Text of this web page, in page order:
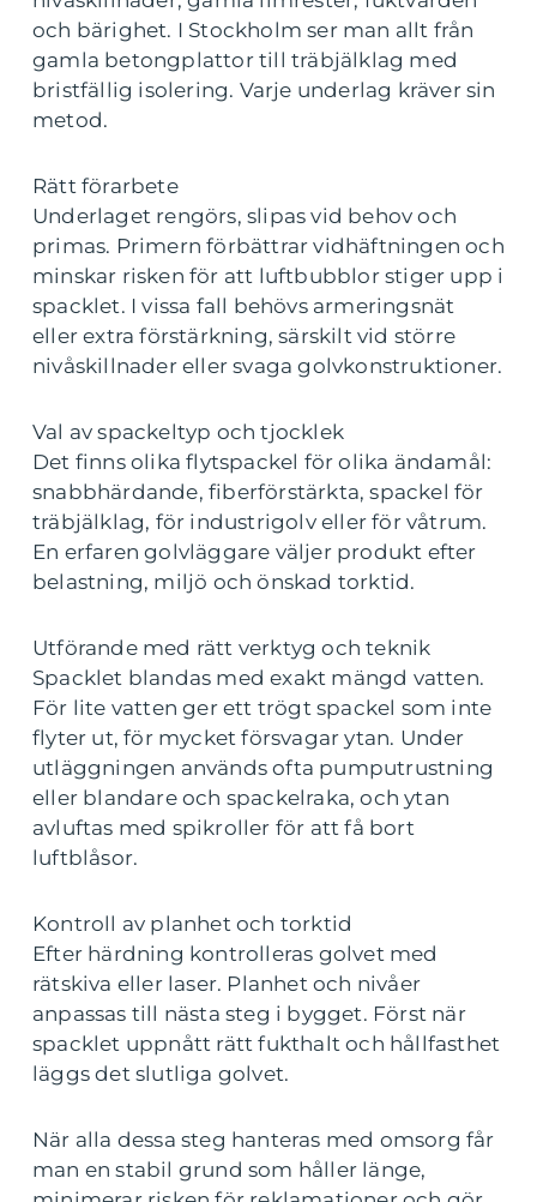
och bärighet. I Stockholm ser man allt från
gamla betongplattor till träbjälklag med
bristfällig isolering. Varje underlag kräver sin
metod.
Rätt förarbete
Underlaget rengörs, slipas vid behov och
primas. Primern förbättrar vidhäftningen och
minskar risken för att luftbubblor stiger upp i
spacklet. I vissa fall behövs armeringsnät
eller extra förstärkning, särskilt vid större
nivåskillnader eller svaga golvkonstruktioner.
Val av spackeltyp och tjocklek
Det finns olika flytspackel för olika ändamål:
snabbhärdande, fiberförstärkta, spackel för
träbjälklag, för industrigolv eller för våtrum.
En erfaren golvläggare väljer produkt efter
belastning, miljö och önskad torktid.
Utförande med rätt verktyg och teknik
Spacklet blandas med exakt mängd vatten.
För lite vatten ger ett trögt spackel som inte
flyter ut, för mycket försvagar ytan. Under
utläggningen används ofta pumputrustning
eller blandare och spackelraka, och ytan
avluftas med spikroller för att få bort
luftblåsor.
Kontroll av planhet och torktid
Efter härdning kontrolleras golvet med
rätskiva eller laser. Planhet och nivåer
anpassas till nästa steg i bygget. Först när
spacklet uppnått rätt fukthalt och hållfasthet
läggs det slutliga golvet.
När alla dessa steg hanteras med omsorg får
man en stabil grund som håller länge,